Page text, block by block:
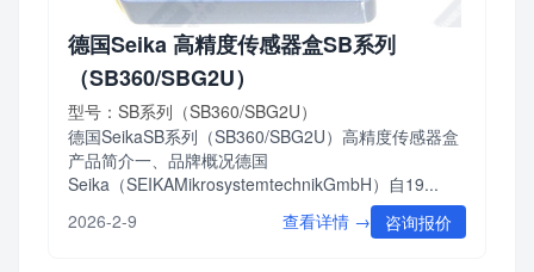
德国Seika 高精度传感器盒SB系列
（SB360/SBG2U）
型号：SB系列（SB360/SBG2U）
德国SeikaSB系列（SB360/SBG2U）高精度传感器盒
产品简介一、品牌概况德国
Seika（SEIKAMikrosystemtechnikGmbH）自19...
2026-2-9
查看详情 → 咨询报价